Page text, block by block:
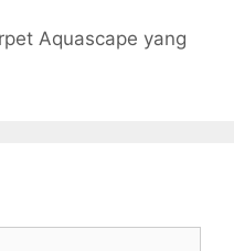
Aquascape yang